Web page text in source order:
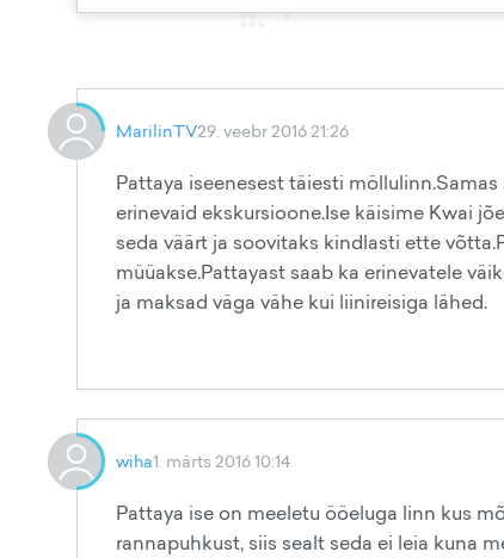
MarilinTV29. veebr 2016 21:26
Pattaya iseenesest täiesti
erinevaid ekskursioone.Ise käisime Kwai
seda väärt ja soovitaks kindlasti ette
müüakse.Pattayast saab ka erinevatele
ja maksad väga vähe kui liinireisiga lähed.
wiha1. märts 2016 10:14
Pattaya ise on meeletu ööeluga linn kus
rannapuhkust, siis sealt seda ei leia kuna